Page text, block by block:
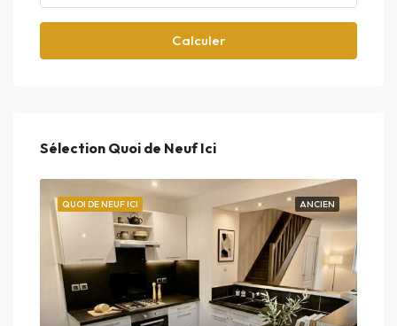
Calculer
Sélection Quoi de Neuf Ici
ANCIEN
QUOI DE NEUF ICI